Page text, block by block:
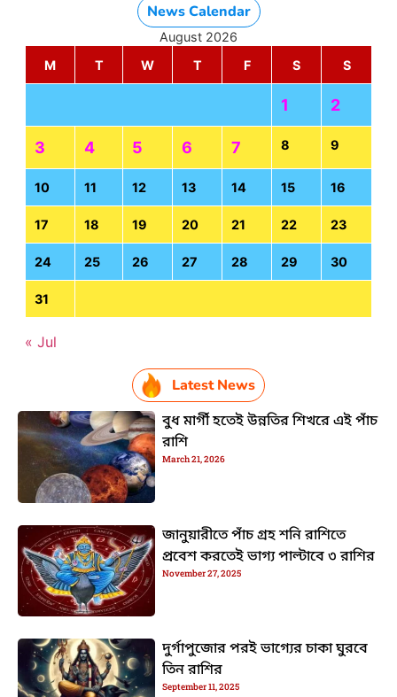
News Calendar
August 2026
M
T W T F S S
1 2
3 4 5 6 7 8 9
10 11 12 13 14 15 16
17 18 19 20 21 22 23
24 25 26 27 28 29 30
31
« Jul
Latest News
বুধ মার্গী হতেই উন্নতির শিখরে এই পাঁচ
রাশি
March 21, 2026
জানুয়ারীতে পাঁচ গ্রহ শনি রাশিতে
প্রবেশ করতেই ভাগ্য পাল্টাবে ৩ রাশির
November 27, 2025
দুর্গাপুজোর পরই ভাগ্যের চাকা ঘুরবে
তিন রাশির
September 11, 2025